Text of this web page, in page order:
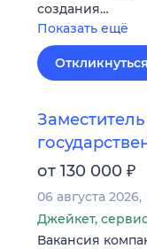
создания…
Показать ещё
Откликнуться
от 130 000 ₽
06 августа 2026
Джейкет,
Вакансия